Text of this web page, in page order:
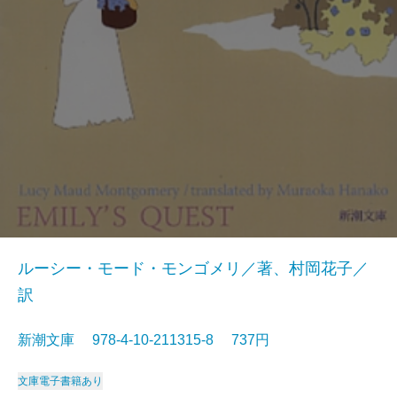
ルーシー・モード・モンゴメリ／著、村岡花子／
訳
新潮文庫 978-4-10-211315-8 737円
文庫電子書籍あり